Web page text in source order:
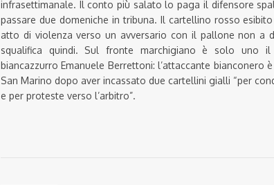
infrasettimanale. Il conto più salato lo paga il difensore
passare due domeniche in tribuna. Il cartellino rosso
atto di violenza verso un avversario con il pallone non a
squalifica quindi. Sul fronte marchigiano è solo uno
biancazzurro Emanuele Berrettoni: l’attaccante bianconero
San Marino dopo aver incassato due cartellini gialli “per
e per proteste verso l’arbitro”.